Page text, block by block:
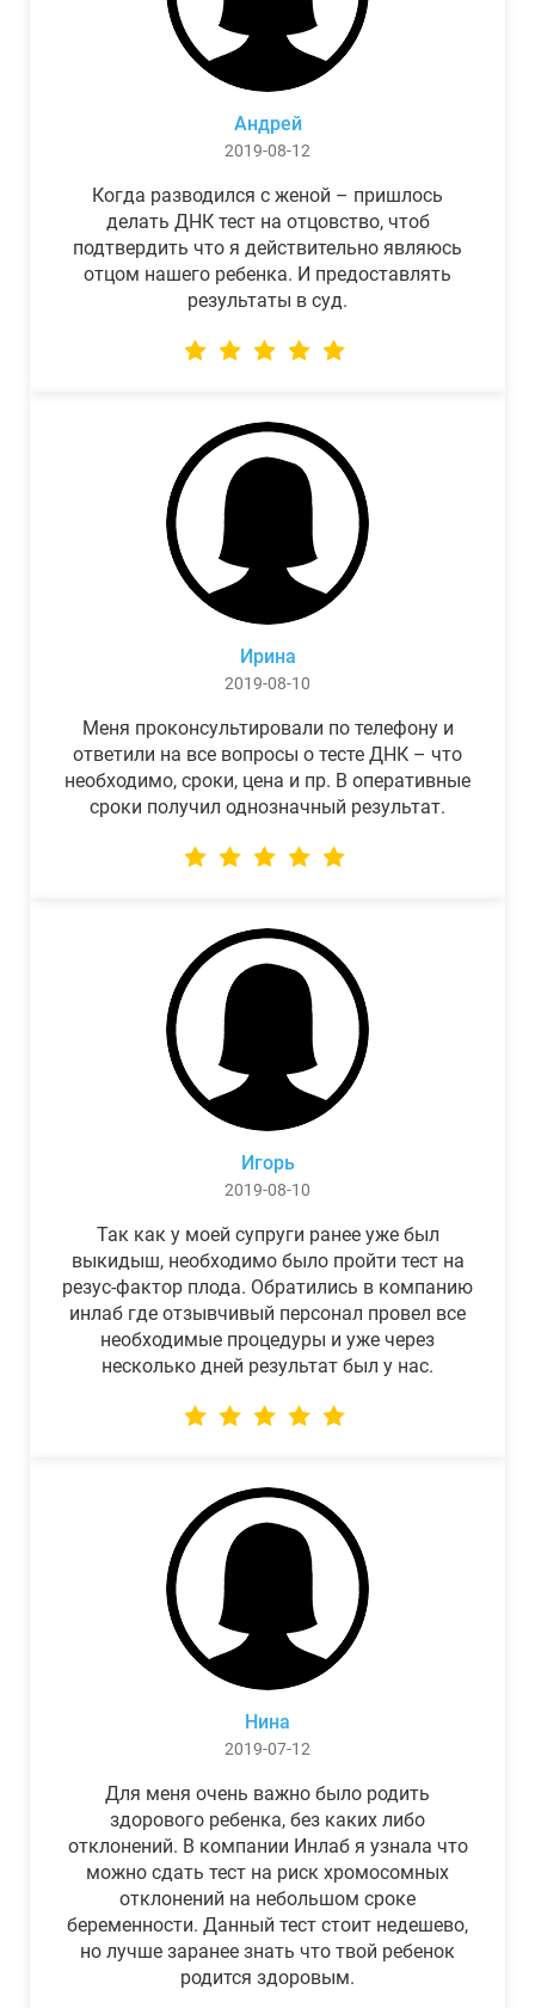
Андрей
2019-08-12
Когда разводился с женой – пришлось
делать ДНК тест на отцовство, чтоб
подтвердить что я действительно являюсь
отцом нашего ребенка. И предоставлять
результаты в суд.
Ирина
2019-08-10
Меня проконсультировали по телефону и
ответили на все вопросы о тесте ДНК – что
необходимо, сроки, цена и пр. В оперативные
сроки получил однозначный результат.
Игорь
2019-08-10
Так как у моей супруги ранее уже был
выкидыш, необходимо было пройти тест на
резус-фактор плода. Обратились в компанию
инлаб где отзывчивый персонал провел все
необходимые процедуры и уже через
несколько дней результат был у нас.
Нина
2019-07-12
Для меня очень важно было родить
здорового ребенка, без каких либо
отклонений. В компании Инлаб я узнала что
можно сдать тест на риск хромосомных
отклонений на небольшом сроке
беременности. Данный тест стоит недешево,
но лучше заранее знать что твой ребенок
родится здоровым.